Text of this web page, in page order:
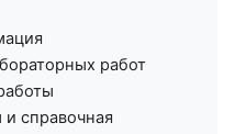
работ
справочная